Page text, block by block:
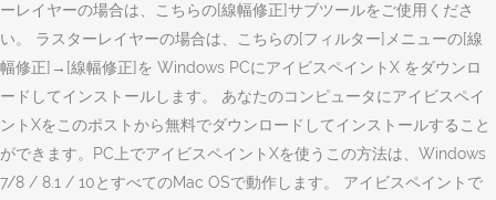
ーレイヤーの場合は、こちらの[線幅修正]サブツールをご使用くださ
い。 ラスターレイヤーの場合は、こちらの[フィルター]メニューの[線
幅修正]→[線幅修正]を Windows PCにアイビスペイントX をダウンロ
ードしてインストールします。 あなたのコンピュータにアイビスペイ
ントXをこのポストから無料でダウンロードしてインストールすること
ができます。PC上でアイビスペイントXを使うこの方法は、Windows
7/8 / 8.1 / 10とすべてのMac OSで動作します。 アイビスペイントで